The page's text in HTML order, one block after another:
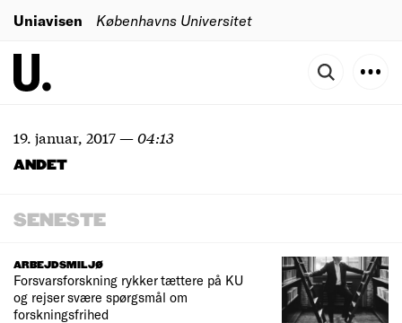
Uniavisen Københavns Universitet
19. januar, 2017—04:13
ANDET
SENESTE
ARBEJDSMILJØ
Forsvarsforskning rykker tættere på KU
og rejser svære spørgsmål om
forskningsfrihed